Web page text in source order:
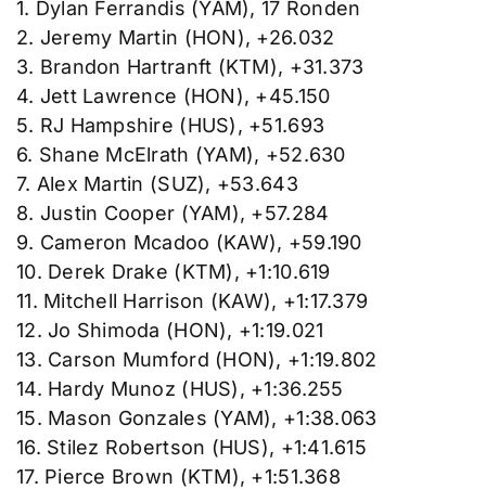
1. Dylan Ferrandis (YAM), 17 Ronden
2. Jeremy Martin (HON), +26.032
3. Brandon Hartranft (KTM), +31.373
4. Jett Lawrence (HON), +45.150
5. RJ Hampshire (HUS), +51.693
6. Shane McElrath (YAM), +52.630
7. Alex Martin (SUZ), +53.643
8. Justin Cooper (YAM), +57.284
9. Cameron Mcadoo (KAW), +59.190
10. Derek Drake (KTM), +1:10.619
11. Mitchell Harrison (KAW), +1:17.379
12. Jo Shimoda (HON), +1:19.021
13. Carson Mumford (HON), +1:19.802
14. Hardy Munoz (HUS), +1:36.255
15. Mason Gonzales (YAM), +1:38.063
16. Stilez Robertson (HUS), +1:41.615
17. Pierce Brown (KTM), +1:51.368